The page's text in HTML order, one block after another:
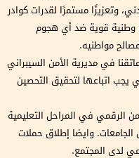
وتعزيزًا مستمرًا لقدرات كوادر
وطنية قوية ضد أي هجوم
مواطنيه.
في مديرية الأمن السيبراني
يجب اتباعها لتحقيق التحصين
الرقمي في المراحل التعليمية
الجامعات. وايضا إطلاق حملات
لدى المجتمع.